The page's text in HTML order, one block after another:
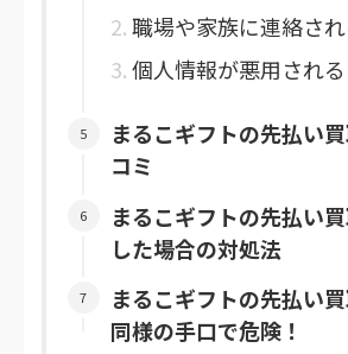
職場や家族に連絡さ
個人情報が悪用される
まるこギフトの先払い
コミ
まるこギフトの先払い
した場合の対処法
まるこギフトの先払い
同様の手口で危険！